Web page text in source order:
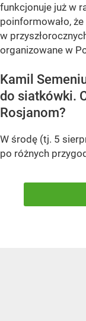
funkcjonuje już w
poinformowało,
w
organizowane w
Kamil
do siatkówki.
Rosjanom?
W środę (tj. 5
po różnych